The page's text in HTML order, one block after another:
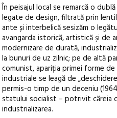
În peisajul local se remarcă o
legate de design, filtrată prin
ante și interbelică sesizăm o
avangarda istorică, artistică și de
modernizare de durată,
la bunuri de uz zilnic; pe de altă
comunist, apariția primei forme
industriale se leagă de
permis-o timp de un deceniu
statului socialist – potrivit căreia
industrializarea.